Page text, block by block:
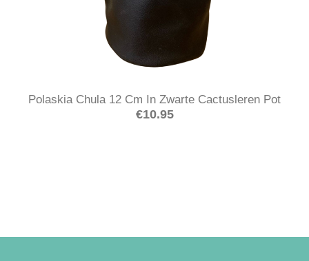
Polaskia Chula 12 Cm In Zwarte Cactusleren Pot
€10.95